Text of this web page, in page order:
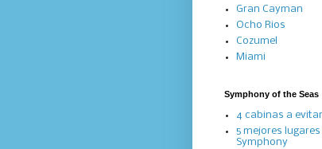
Gran Cayman
Ocho Rios
Cozumel
Miami
Symphony of the Seas
4 cabinas a evitar
5 mejores lugares
Symphony